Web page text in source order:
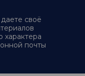
своё
характера
почты